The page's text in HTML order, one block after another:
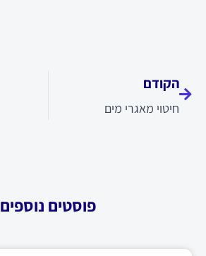
הקודם
חיטוי מאגרי מים
פוסטים נוספים